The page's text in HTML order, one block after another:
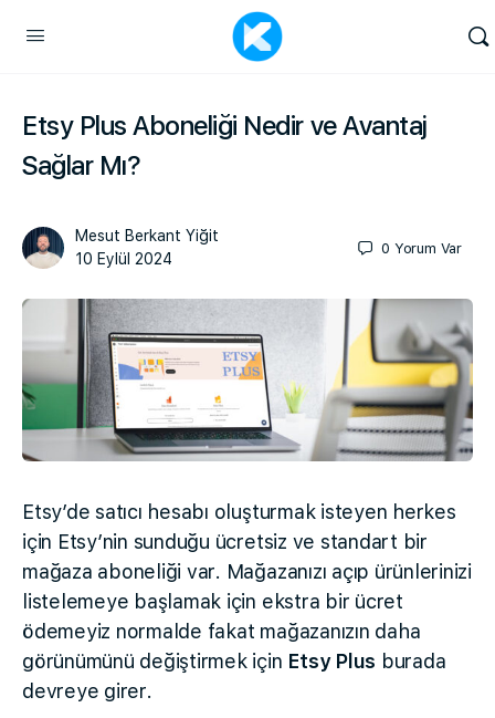
Etsy Plus Aboneliği Nedir ve Avantaj
Sağlar Mı?
Mesut Berkant Yiğit
10 Eylül 2024
0 Yorum Var
Etsy’de satıcı hesabı oluşturmak isteyen herkes
için Etsy’nin sunduğu ücretsiz ve standart bir
mağaza aboneliği var. Mağazanızı açıp ürünlerinizi
listelemeye başlamak için ekstra bir ücret
ödemeyiz normalde fakat mağazanızın daha
görünümünü değiştirmek için Etsy Plus burada
devreye girer.